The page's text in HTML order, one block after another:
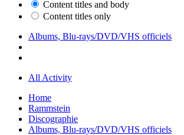
Content titles and body
Content titles only
Albums, Blu-rays/DVD/VHS officiels
All Activity
Home
Rammstein
Discographie
Albums, Blu-rays/DVD/VHS officiels